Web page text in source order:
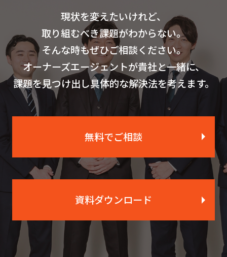
現状を変えたいけれど、
取り組むべき課題がわからない。
そんな時もぜひご相談ください。
オーナーズエージェントが貴社と一緒に、
課題を見つけ出し具体的な解決法を考えます。
無料でご相談
資料ダウンロード